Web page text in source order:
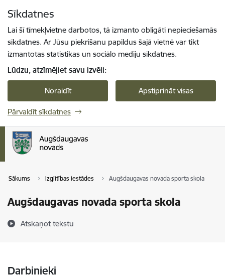
Sīkdatnes
Lai šī tīmekļvietne darbotos, tā izmanto obligāti nepieciešamās
sīkdatnes. Ar Jūsu piekrišanu papildus šajā vietnē var tikt
izmantotas statistikas un sociālo mediju sīkdatnes.
Lūdzu, atzīmējiet savu izvēli:
Noraidīt Apstiprināt visas
Pārvaldīt sīkdatnes
Sākums Izglītības iestādes Augšdaugavas novada sporta skola
Augšdaugavas novada sporta skola
Atskaņot tekstu
Darbinieki